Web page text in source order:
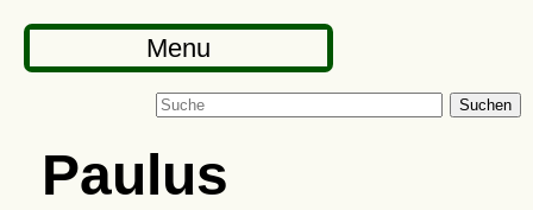
Menu
Suchen
Paulus